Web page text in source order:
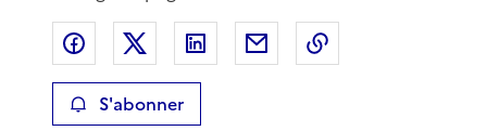
Partager sur Facebook
Partager sur XPartager sur LinkedIn
Partager par email
S'abonner